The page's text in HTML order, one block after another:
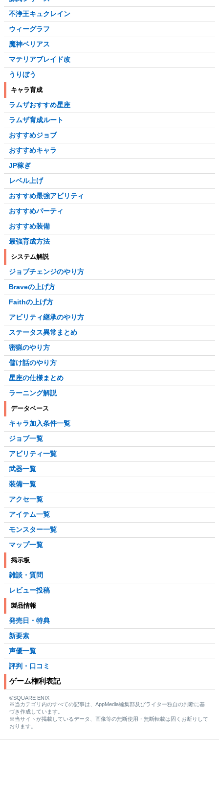
不浄王キュクレイン
ウィーグラフ
魔神ベリアス
マテリアブレイド改
うりぼう
キャラ育成
ラムザおすすめ星座
ラムザ育成ルート
おすすめジョブ
おすすめキャラ
JP稼ぎ
レベル上げ
おすすめ最強アビリティ
おすすめパーティ
おすすめ装備
最強育成方法
システム解説
ジョブチェンジのやり方
Braveの上げ方
Faithの上げ方
アビリティ継承のやり方
ステータス異常まとめ
密猟のやり方
儲け話のやり方
星座の仕様まとめ
ラーニング解説
データベース
キャラ加入条件一覧
ジョブ一覧
アビリティ一覧
武器一覧
装備一覧
アクセ一覧
アイテム一覧
モンスター一覧
マップ一覧
掲示板
雑談・質問
レビュー投稿
製品情報
発売日・特典
新要素
声優一覧
評判・口コミ
ゲーム権利表記
©SQUARE ENIX
※当カテゴリ内のすべての記事は、AppMedia編集部及びライター独自の判断に基
づき作成しています。
※当サイトが掲載しているデータ、画像等の無断使用・無断転載は固くお断りして
おります。